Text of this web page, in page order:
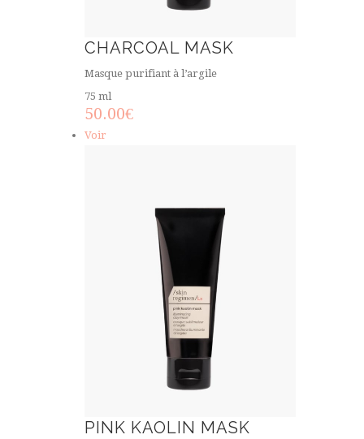
CHARCOAL MASK
Masque purifiant à l’argile
75 ml
50.00€
Voir
PINK KAOLIN MASK